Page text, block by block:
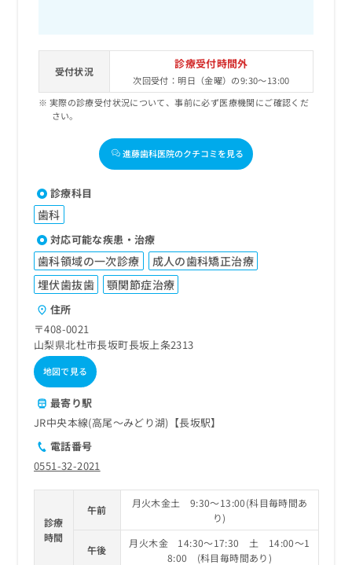
受付状況
診療受付時間外
次回受付：明日（金曜）の9:30～13:00
実際の診療受付状況について、事前に必ず医療機関にご確認くだ
さい。
進藤歯科医院のクチコミを見る
診療科目
歯科
対応可能な疾患・治療
歯科領域の一次診療
成人の歯科矯正治療
埋伏歯抜歯
顎関節症治療
住所
〒408-0021
山梨県北杜市長坂町長坂上条2313
地図で見る
最寄り駅
JR中央本線(高尾～みどり湖)【長坂駅】
電話番号
0551-32-2021
診療
時間
午前
月火木金土 9:30～13:00(科目毎時間あ
り)
午後
月火木金 14:30～17:30 土 14:00～1
8:00 (科目毎時間あり)